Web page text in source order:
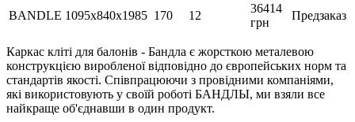
BANDLE 1095x840x1985 170 12
36414
грн
Предзаказ
Каркас кліті для балонів - Бандла є жорсткою металевою
конструкцією виробленої відповідно до європейських норм та
стандартів якості. Співпрацюючи з провідними компаніями,
які використовують у своїй роботі БАНДЛЫ, ми взяли все
найкраще об'єднавши в один продукт.